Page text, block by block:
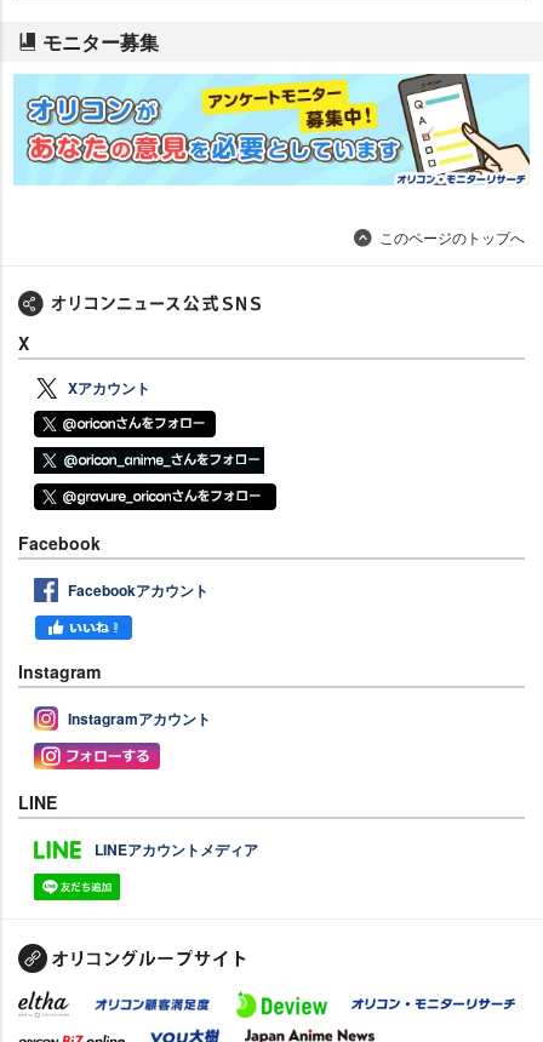
モニター募集
このページのトップへ
X
Xアカウント
Facebook
Facebookアカウント
Instagram
Instagramアカウント
LINE
LINEアカウントメディア